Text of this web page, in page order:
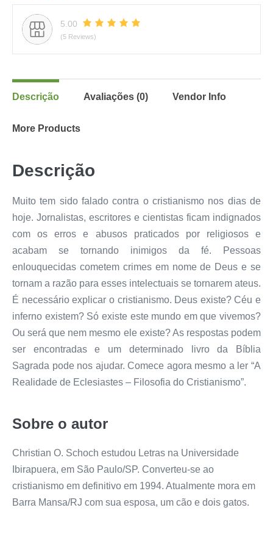
5.00
(5 Reviews)
Descrição Avaliações (0) Vendor Info
More Products
Descrição
Muito tem sido falado contra o cristianismo nos dias de
hoje. Jornalistas, escritores e cientistas ficam indignados
com os erros e abusos praticados por religiosos e
acabam se tornando inimigos da fé. Pessoas
enlouquecidas cometem crimes em nome de Deus e se
tornam a razão para esses intelectuais se tornarem ateus.
É necessário explicar o cristianismo. Deus existe? Céu e
inferno existem? Só existe este mundo em que vivemos?
Ou será que nem mesmo ele existe? As respostas podem
ser encontradas e um determinado livro da Bíblia
Sagrada pode nos ajudar. Comece agora mesmo a ler “A
Realidade de Eclesiastes – Filosofia do Cristianismo”.
Sobre o autor
Christian O. Schoch estudou Letras na Universidade
Ibirapuera, em São Paulo/SP. Converteu-se ao
cristianismo em definitivo em 1994. Atualmente mora em
Barra Mansa/RJ com sua esposa, um cão e dois gatos.